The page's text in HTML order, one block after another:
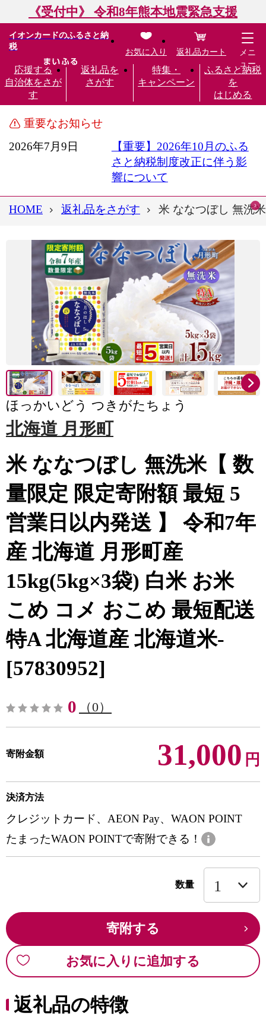
《受付中》 令和8年熊本地震緊急支援
イオンカードのふるさと納
税
応援する
自治体をさが
す
返礼品を
さがす
特集・
キャンペーン
ふるさと納税
を
はじめる
お気に入り 返礼品カート
メニ
ュー
重要なお知らせ
2026年7月9日
【重要】2026年10月のふる
さと納税制度改正に伴う影
響について
HOME 返礼品をさがす 米 ななつぼし 無洗
ほっかいどう つきがたちょう
北海道 月形町
米 ななつぼし 無洗米【 数
量限定 限定寄附額 最短 5
営業日以内発送 】 令和7年
産 北海道 月形町産
15kg(5kg×3袋) 白米 お米
こめ コメ おこめ 最短配送
特A 北海道産 北海道米-
[57830952]
0 （0）
寄附金額 31,000 円
決済方法
クレジットカード、AEON Pay、WAON POINT
たまったWAON POINTで寄附できる！
数量
寄附する
お気に入りに追加する
返礼品の特徴